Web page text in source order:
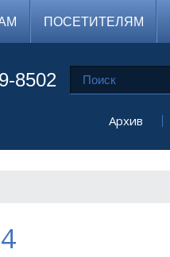
ПОСЕТИТЕЛЯМ
8502
Архив